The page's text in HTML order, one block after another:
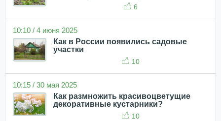
6
10:10 / 4 июня 2025
Как в России появились садовые
участки
10
10:15 / 30 мая 2025
Как размножить красивоцветущие
декоративные кустарники?
10